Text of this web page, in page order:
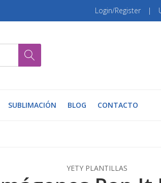
Login/Register |
SUBLIMACIÓN BLOG CONTACTO
YETY PLANTILLAS